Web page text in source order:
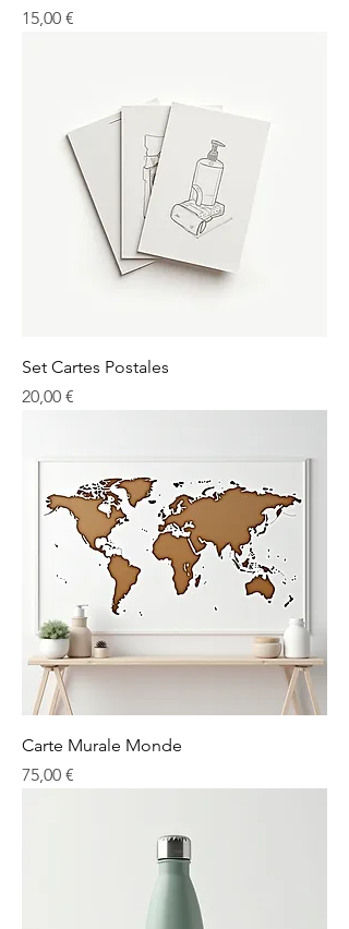
Prix
15,00 €
Set Cartes Postales
Prix
20,00 €
Carte Murale Monde
Prix
75,00 €